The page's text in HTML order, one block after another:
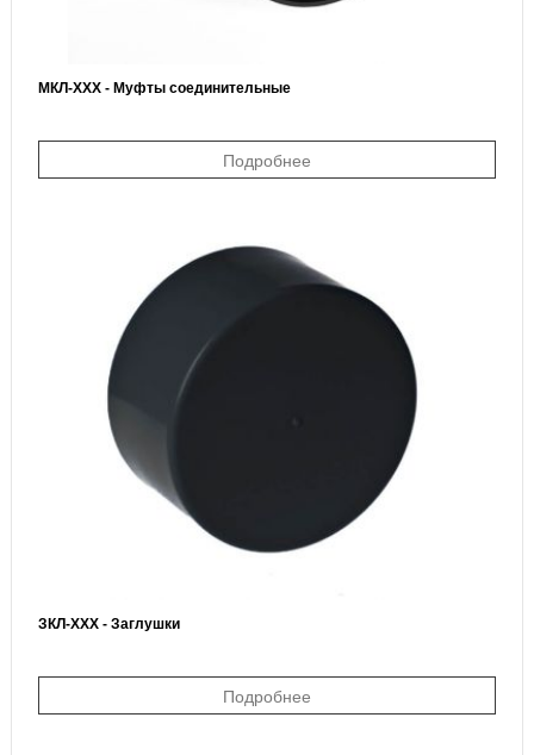
МКЛ-ХХХ - Муфты соединительные
Подробнее
ЗКЛ-ХХХ - Заглушки
Подробнее